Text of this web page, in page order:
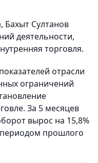
Бахыт Султанов
деятельности,
торговля.
отрасли
ограничений
За 5 месяцев
вырос на 15,8%
прошлого